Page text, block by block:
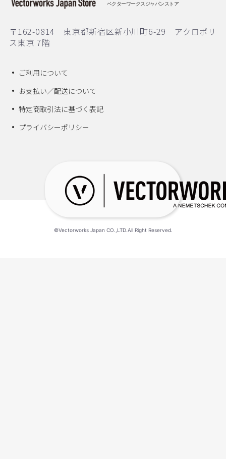
ベクターワークスジャパンストア
〒162-0814 東京都新宿区新小川町6-29 アクロポリ
ス東京 7階
ご利用について
お支払い／配送について
特定商取引法に基づく表記
プライバシーポリシー
©Vectorworks Japan CO.,LTD.All Right Reserved.